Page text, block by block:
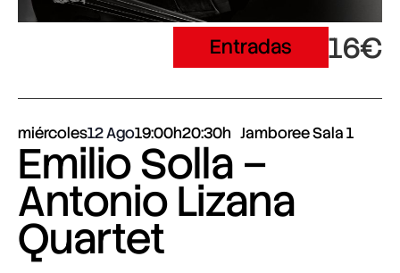
Entradas 16€
miércoles12 Ago19:00h20:30h Jamboree Sala 1
Emilio Solla –
Antonio Lizana
Quartet